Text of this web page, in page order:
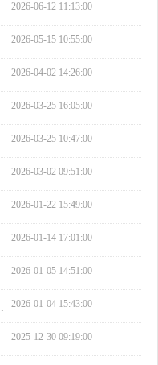
2026-06-12 11:13:00
2026-05-15 10:55:00
2026-04-02 14:26:00
2026-03-25 16:05:00
2026-03-25 10:47:00
2026-03-02 09:51:00
2026-01-22 15:49:00
2026-01-14 17:01:00
2026-01-05 14:51:00
电话号码变... 2026-01-04 15:43:00
2025-12-30 09:19:00